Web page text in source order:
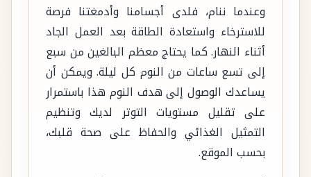
وعندما ننام، فلدى أجسامنا وأدمغتنا فرصة
للاسترخاء واستعادة الطاقة بعد العمل الجاد
أثناء النهار. كما يحتاج معظم البالغين من سبع
إلى تسع ساعات من النوم كل ليلة. ويمكن أن
يساعدك الوصول إلى هدف النوم هذا باستمرار
على تقليل مستويات التوتر لديك وتنظيم
التمثيل الغذائي والحفاظ على صحة قلبك،
بحسب الموقع.